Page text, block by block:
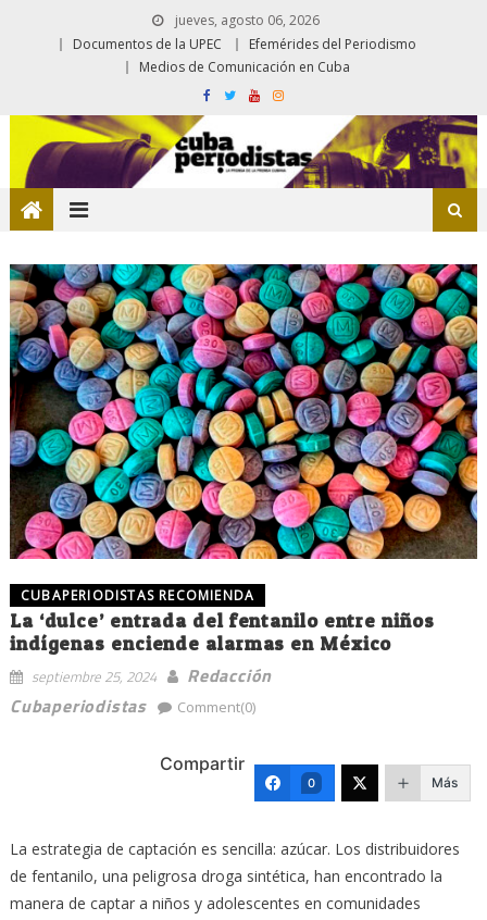
jueves, agosto 06, 2026
Documentos de la UPEC
Efemérides del Periodismo
Medios de Comunicación en Cuba
CUBAPERIODISTAS RECOMIENDA
La ‘dulce’ entrada del fentanilo entre niños
indígenas enciende alarmas en México
septiembre 25, 2024
Redacción
Cubaperiodistas
Comment(0)
Compartir
0 Más
La estrategia de captación es sencilla: azúcar. Los distribuidores
de fentanilo, una peligrosa droga sintética, han encontrado la
manera de captar a niños y adolescentes en comunidades